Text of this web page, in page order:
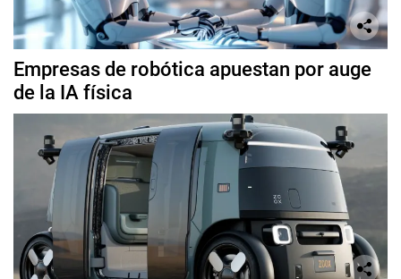
Empresas de robótica apuestan por auge
de la IA física